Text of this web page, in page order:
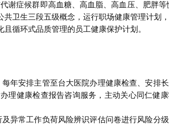
谢症候群即高血糖、高血脂、高血压、肥胖
卫生三段五级概念，运行职场健康管理计划
循环式品质管理的员工健康保护计划。
年安排主管至台大医院办理健康检查、安排
理健康检查报告咨询服务，主动关心同仁健
异常工作负荷风险辨识评估问卷进行风险分